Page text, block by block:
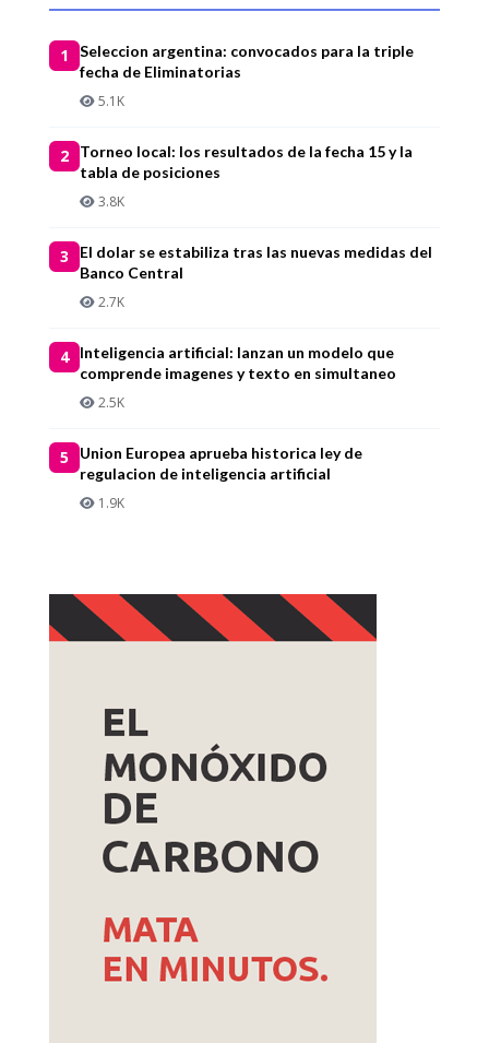
1
Seleccion argentina: convocados para la triple
fecha de Eliminatorias
5.1K
2
Torneo local: los resultados de la fecha 15 y la
tabla de posiciones
3.8K
3
El dolar se estabiliza tras las nuevas medidas del
Banco Central
2.7K
4
Inteligencia artificial: lanzan un modelo que
comprende imagenes y texto en simultaneo
2.5K
5
Union Europea aprueba historica ley de
regulacion de inteligencia artificial
1.9K